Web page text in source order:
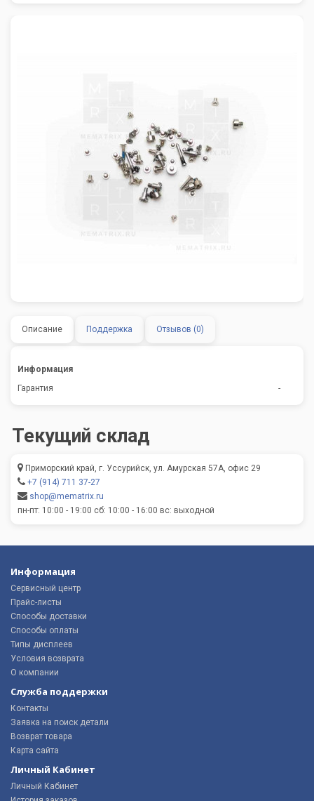
Описание Поддержка Отзывов (0)
Информация
Гарантия
-
Текущий склад
Приморский край, г. Уссурийск, ул. Амурская 57А, офис 29
+7 (914) 711 37-27
shop@mematrix.ru
пн-пт: 10:00 - 19:00 сб: 10:00 - 16:00 вс: выходной
Информация
Сервисный центр
Прайс-листы
Способы доставки
Способы оплаты
Типы дисплеев
Условия возврата
О компании
Служба поддержки
Контакты
Заявка на поиск детали
Возврат товара
Карта сайта
Личный Кабинет
Личный Кабинет